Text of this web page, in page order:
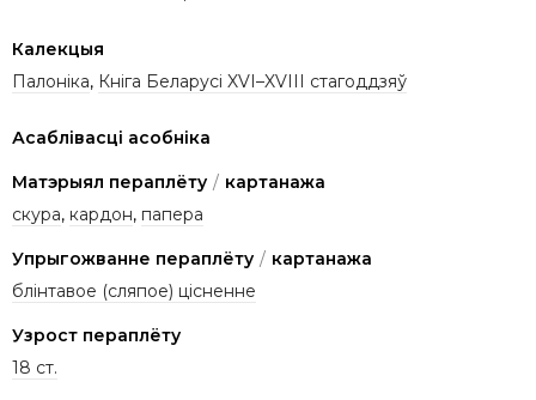
Калекцыя
Палоніка, Кніга Беларусі XVI–XVIII стагоддзяў
Асаблівасці асобніка
Матэрыял пераплёту / картанажа
скура, кардон, папера
Упрыгожванне пераплёту / картанажа
блінтавое (сляпое) цісненне
Узрост пераплёту
18 ст.